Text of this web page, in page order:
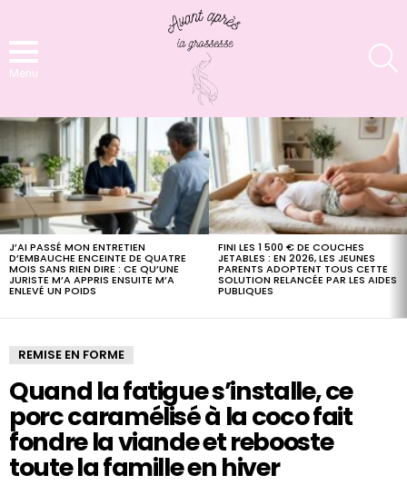
Menu
LATEST
STORIES
J’AI PASSÉ MON ENTRETIEN
D’EMBAUCHE ENCEINTE DE QUATRE
MOIS SANS RIEN DIRE : CE QU’UNE
JURISTE M’A APPRIS ENSUITE M’A
ENLEVÉ UN POIDS
FINI LES 1 500 € DE COUCHES
JETABLES : EN 2026, LES JEUNES
PARENTS ADOPTENT TOUS CETTE
SOLUTION RELANCÉE PAR LES AIDES
PUBLIQUES
REMISE EN FORME
Quand la fatigue s’installe, ce
porc caramélisé à la coco fait
fondre la viande et rebooste
toute la famille en hiver